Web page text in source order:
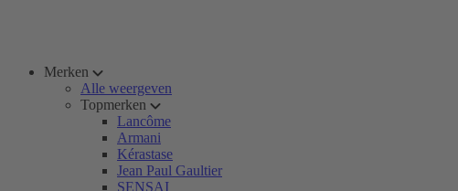
Merken
Alle weergeven
Topmerken
Lancôme
Armani
Kérastase
Jean Paul Gaultier
SENSAI